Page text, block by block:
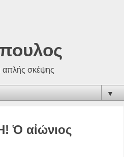
απλής σκέψης
▼
Ὁ αἰώνιος